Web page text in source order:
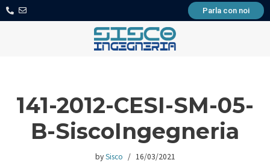
Parla con noi
141-2012-CESI-SM-05-
B-SiscoIngegneria
bySisco 16/03/2021